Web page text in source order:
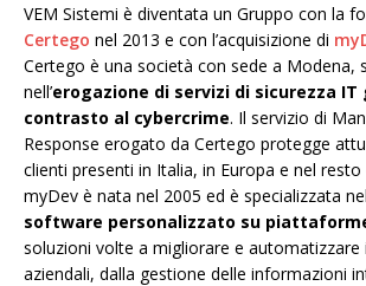
VEM Sistemi è diventata un Gruppo con la
Certego nel 2013 e con l’acquisizione di
Certego è una società con sede a Modena,
nell’erogazione di servizi di sicurezza
contrasto al cybercrime. Il servizio di
Response erogato da Certego protegge
clienti presenti in Italia, in Europa e nel
myDev è nata nel 2005 ed è specializzata
software personalizzato su
soluzioni volte a migliorare e automatizzare
aziendali, dalla gestione delle informazioni